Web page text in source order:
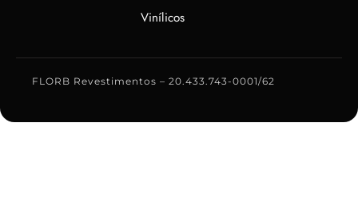
Vinílicos
FLORB Revestimentos – 20.433.743-0001/62